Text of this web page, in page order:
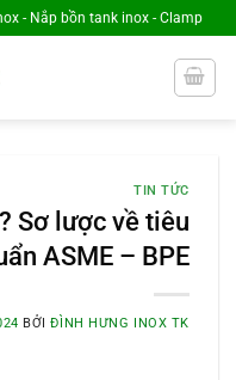
- Nắp bồn tank inox - Clamp
TIN TỨC
Sơ lược về tiêu
ASME – BPE
BỞIĐÌNH HƯNG INOX TK